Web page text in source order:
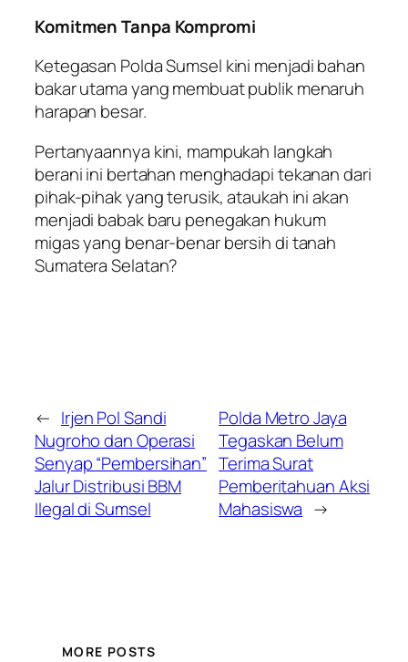
Komitmen Tanpa Kompromi
Ketegasan Polda Sumsel kini menjadi bahan
bakar utama yang membuat publik menaruh
harapan besar.
Pertanyaannya kini, mampukah langkah
berani ini bertahan menghadapi tekanan dari
pihak-pihak yang terusik, ataukah ini akan
menjadi babak baru penegakan hukum
migas yang benar-benar bersih di tanah
Sumatera Selatan?
← Irjen Pol Sandi
Nugroho dan Operasi
Senyap “Pembersihan”
Jalur Distribusi BBM
Ilegal di Sumsel
Polda Metro Jaya
Tegaskan Belum
Terima Surat
Pemberitahuan Aksi
Mahasiswa →
MORE POSTS